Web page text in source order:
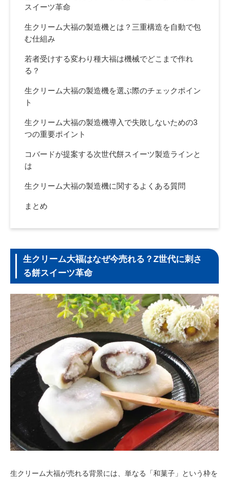
スイーツ革命
生クリーム大福の製造機とは？三重構造を自動で包
む仕組み
若者受けする変わり種大福は機械でどこまで作れ
る？
生クリーム大福の製造機を選ぶ際のチェックポイン
ト
生クリーム大福の製造機導入で失敗しないための3
つの重要ポイント
コバードが提案する次世代餅スイーツ製造ラインと
は
生クリーム大福の製造機に関するよくある質問
まとめ
生クリーム大福はなぜ今売れる？Z世代に刺さ
る餅スイーツ革命
生クリーム大福が売れる背景には、単なる「和菓子」という枠を